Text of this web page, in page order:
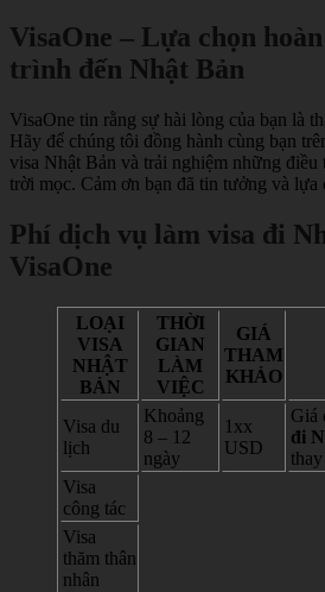
VisaOne – Lựa chọn
trình đến Nhật Bản
VisaOne tin rằng sự hài lòng của bạn là
Hãy để chúng tôi đồng hành cùng bạn
visa Nhật Bản và trải nghiệm những
trời mọc. Cảm ơn bạn đã tin tưởng và lựa
Phí dịch vụ làm visa đi
VisaOne
LOẠI
VISA
NHẬT
BẢN
THỜI
GIAN
LÀM
VIỆC
GIÁ
THAM
KHẢO
Visa du
lịch
Khoảng
8 – 12
ngày
1xx
USD
Giá
đi
Visa
công tác
Visa
thăm thân
nhân